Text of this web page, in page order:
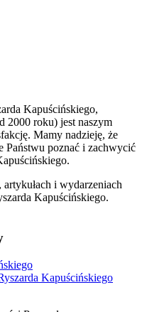
Kapuścińskiego,
2000 roku) jest naszym
Mamy nadzieję, że
Państwu poznać i zachwycić
i wydarzeniach
Kapuścińskiego.
Kapuścińskiego